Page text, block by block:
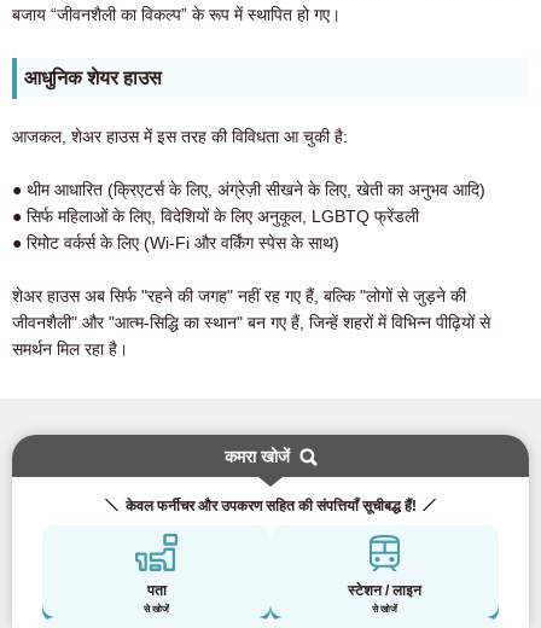
बजाय “जीवनशैली का विकल्प” के रूप में स्थापित हो गए।
आधुनिक शेयर हाउस
आजकल, शेअर हाउस में इस तरह की विविधता आ चुकी है:
● थीम आधारित (क्रिएटर्स के लिए, अंग्रेज़ी सीखने के लिए, खेती का अनुभव आदि)
● सिर्फ महिलाओं के लिए, विदेशियों के लिए अनुकूल, LGBTQ फ्रेंडली
● रिमोट वर्कर्स के लिए (Wi-Fi और वर्किंग स्पेस के साथ)
शेअर हाउस अब सिर्फ "रहने की जगह" नहीं रह गए हैं, बल्कि "लोगों से जुड़ने की
जीवनशैली" और "आत्म-सिद्धि का स्थान" बन गए हैं, जिन्हें शहरों में विभिन्न पीढ़ियों से
समर्थन मिल रहा है।
कमरा खोजें
केवल फर्नीचर और उपकरण सहित की संपत्तियाँ सूचीबद्ध हैं!
पता
से खोजें
स्टेशन / लाइन
से खोजें